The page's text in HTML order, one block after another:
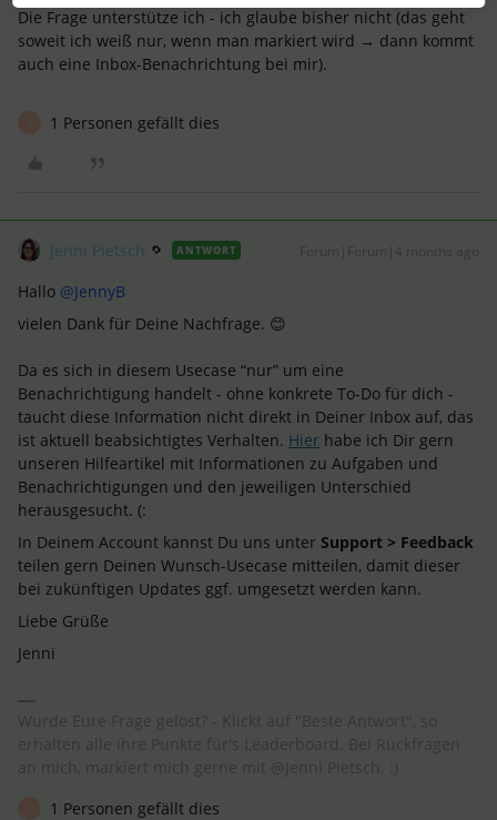
Die Frage unterstütze ich - ich glaube bisher nicht (das geht
soweit ich weiß nur, wenn man markiert wird → dann kommt
auch eine Inbox-Benachrichtung bei mir).
1 Personen gefällt dies
Jenni Pietsch ANTWORT
Hallo ​ @JennyB
vielen Dank für Deine Nachfrage. 😊
Da es sich in diesem Usecase “nur” um eine
Benachrichtigung handelt - ohne konkrete To-Do für dich -
taucht diese Information nicht direkt in Deiner Inbox auf, das
ist aktuell beabsichtigtes Verhalten. Hier habe ich Dir gern
unseren Hilfeartikel mit Informationen zu Aufgaben und
Benachrichtigungen und den jeweiligen Unterschied
herausgesucht. (:
In Deinem Account kannst Du uns unter Support > Feedback
teilen gern Deinen Wunsch-Usecase mitteilen, damit dieser
bei zukünftigen Updates ggf. umgesetzt werden kann.
Liebe Grüße
Jenni
1 Personen gefällt dies